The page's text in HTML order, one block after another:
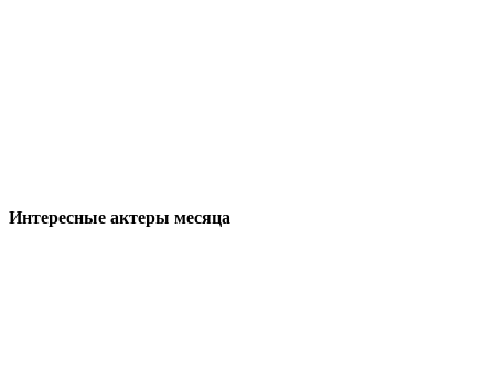
Интересные актеры месяца